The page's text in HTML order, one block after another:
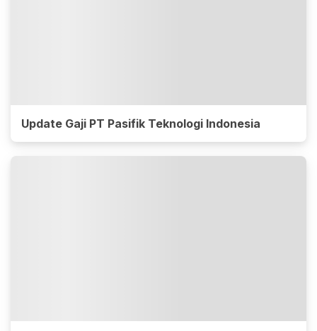
Update Gaji PT Pasifik Teknologi Indonesia